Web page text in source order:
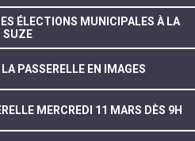
ÉLECTIONS MUNICIPALES À LA
SUZE
PASSERELLE EN IMAGES
DÉPLOIEMENT DE LA PASSERELLE MERCREDI 11 MARS DÈS 9H